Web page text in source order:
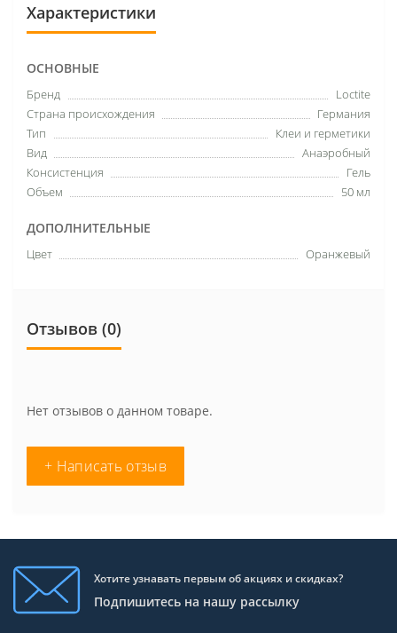
Характеристики
ОСНОВНЫЕ
Бренд
Loctite
Страна происхождения
Германия
Тип
Клеи и герметики
Вид
Анаэробный
Консистенция
Гель
Объем
50 мл
ДОПОЛНИТЕЛЬНЫЕ
Цвет Оранжевый
Отзывов (0)
Нет отзывов о данном товаре.
+ Написать отзыв
Хотите узнавать первым об акциях и скидках?
Подпишитесь на нашу рассылку